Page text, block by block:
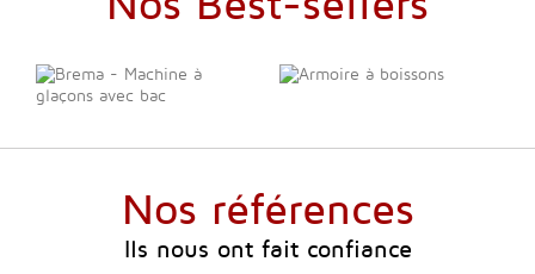
Nos références
Ils nous ont fait confiance